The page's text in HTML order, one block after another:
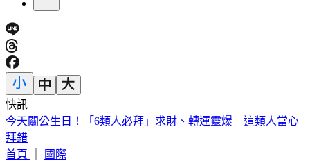
快訊
全聯中元廣告《歸途篇》上線 真人＋AI超溫馨
首頁